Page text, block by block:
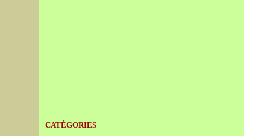
CATÉGORIES